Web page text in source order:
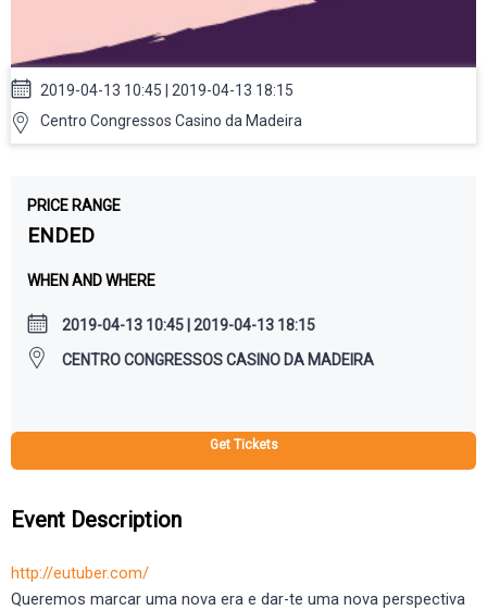
2019-04-13 10:45 | 2019-04-13 18:15
Centro Congressos Casino da Madeira
PRICE RANGE
ENDED
WHEN AND WHERE
2019-04-13 10:45 | 2019-04-13 18:15
CENTRO CONGRESSOS CASINO DA MADEIRA
Get Tickets
Event Description
http://eutuber.com/
Queremos marcar uma nova era e dar-te uma nova perspectiva